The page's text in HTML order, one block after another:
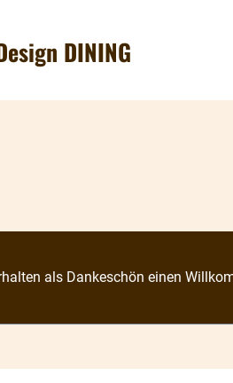
DINING
als Dankeschön einen